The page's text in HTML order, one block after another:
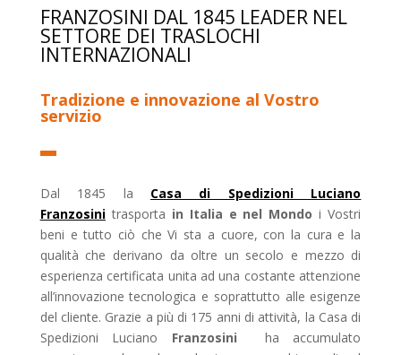
FRANZOSINI DAL 1845 LEADER NEL
SETTORE DEI TRASLOCHI
INTERNAZIONALI
Tradizione e innovazione al Vostro
servizio
Dal 1845 la Casa di Spedizioni Luciano
Franzosinitrasporta in Italia e nel Mondo i Vostri
beni e tutto ciò che Vi sta a cuore, con la cura e la
qualità che derivano da oltre un secolo e mezzo di
esperienza certificata unita ad una costante attenzione
all’innovazione tecnologica e soprattutto alle esigenze
del cliente. Grazie a più di 175 anni di attività, la Casa di
Spedizioni Luciano Franzosini
ha accumulato